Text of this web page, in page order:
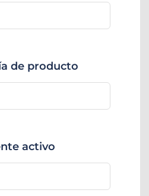
de producto
activo